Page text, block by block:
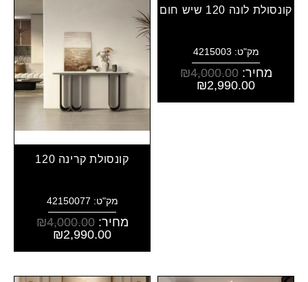
קונסולת לונה 120 שיש חום
מק"ט: 4215003
מחיר: ₪4,000.00
₪2,990.00
קונסולת קרינה 120
מק"ט: 42150077
מחיר: ₪4,000.00
₪2,990.00